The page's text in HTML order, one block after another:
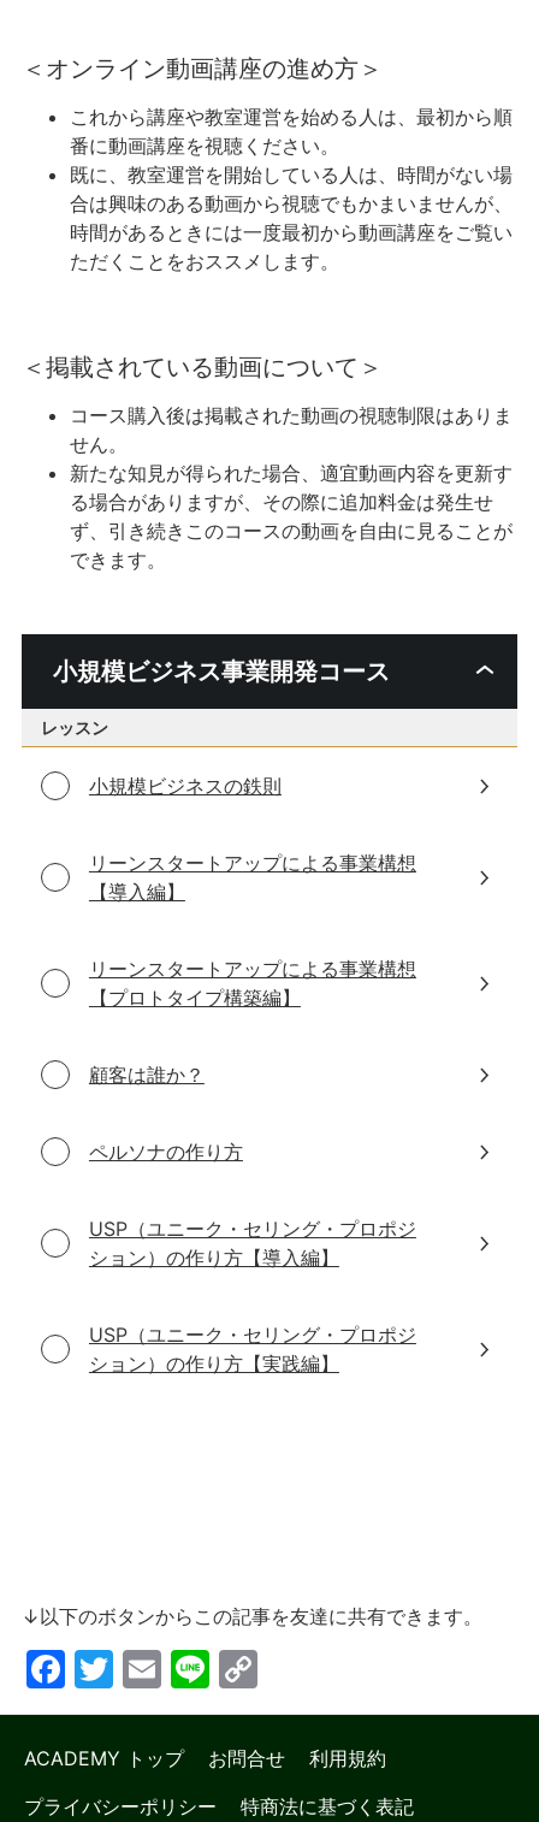
＜オンライン動画講座の進め方＞
これから講座や教室運営を始める人は、最初から順
番に動画講座を視聴ください。
既に、教室運営を開始している人は、時間がない場
合は興味のある動画から視聴でもかまいませんが、
時間があるときには一度最初から動画講座をご覧い
ただくことをおススメします。
＜掲載されている動画について＞
コース購入後は掲載された動画の視聴制限はありま
せん。
新たな知見が得られた場合、適宜動画内容を更新す
る場合がありますが、その際に追加料金は発生せ
ず、引き続きこのコースの動画を自由に見ることが
できます。
小規模ビジネス事業開発コース 小規模
レッスン
小規模ビジネスの鉄則
リーンスタートアップによる事業構想
【導入編】
リーンスタートアップによる事業構想
【プロトタイプ構築編】
顧客は誰か？
ペルソナの作り方
USP（ユニーク・セリング・プロポジ
ション）の作り方【導入編】
USP（ユニーク・セリング・プロポジ
ション）の作り方【実践編】
↓以下のボタンからこの記事を友達に共有できます。
Facebook
Twitter
Email
LineCopy
Link
ACADEMY トップ お問合せ
利用規約
プライバシーポリシー
特商法に基づく表記